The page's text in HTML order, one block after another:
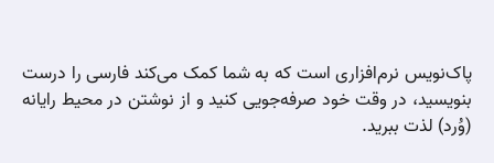
پاک‌نویس نرم‌افزاری است که به شما کمک می‌کند فارسی را درست
بنویسید، در وقت خود صرفه‌جویی کنید و از نوشتن در محیط رایانه
(وُرد) لذت ببرید.